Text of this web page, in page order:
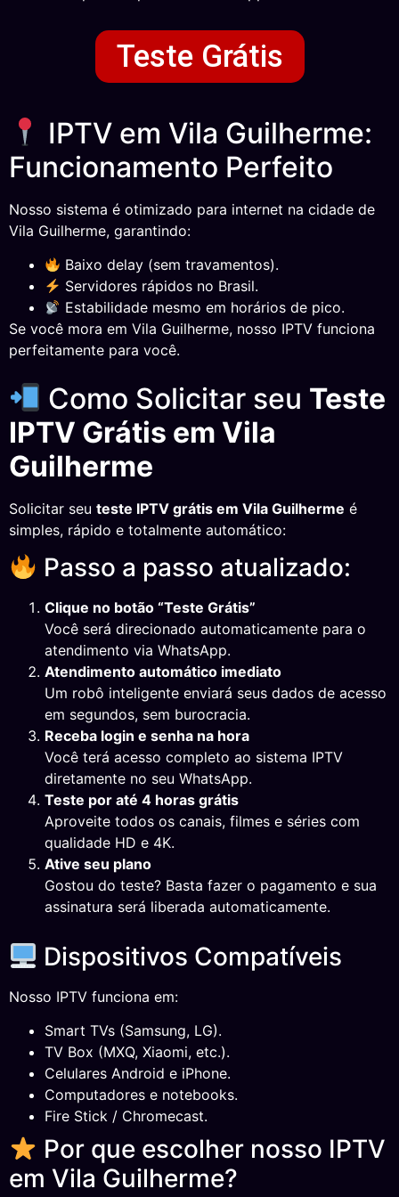
Teste Grátis
IPTV em Vila Guilherme:
Funcionamento Perfeito
Nosso sistema é otimizado para internet na cidade de
Vila Guilherme, garantindo:
Baixo delay (sem travamentos).
Servidores rápidos no Brasil.
Estabilidade mesmo em horários de pico.
Se você mora em Vila Guilherme, nosso IPTV funciona
perfeitamente para você.
Como Solicitar seu Teste
IPTV Grátis em Vila
Guilherme
Solicitar seu teste IPTV grátis em Vila Guilherme é
simples, rápido e totalmente automático:
Passo a passo atualizado:
Clique no botão “Teste Grátis”
Você será direcionado automaticamente para o
atendimento via WhatsApp.
Atendimento automático imediato
Um robô inteligente enviará seus dados de acesso
em segundos, sem burocracia.
Receba login e senha na hora
Você terá acesso completo ao sistema IPTV
diretamente no seu WhatsApp.
Teste por até 4 horas grátis
Aproveite todos os canais, filmes e séries com
qualidade HD e 4K.
Ative seu plano
Gostou do teste? Basta fazer o pagamento e sua
assinatura será liberada automaticamente.
Dispositivos Compatíveis
Nosso IPTV funciona em:
Smart TVs (Samsung, LG).
TV Box (MXQ, Xiaomi, etc.).
Celulares Android e iPhone.
Computadores e notebooks.
Fire Stick / Chromecast.
Por que escolher nosso IPTV
em Vila Guilherme?